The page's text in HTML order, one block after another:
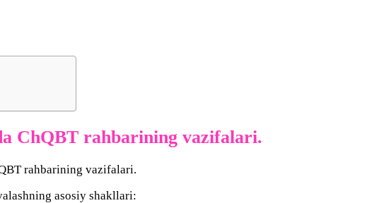
ChQBT rahbarining vazifalari.
asosiy shakllari: